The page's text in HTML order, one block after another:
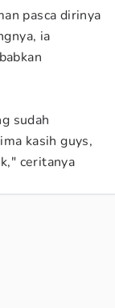
pasca dirinya
ia
sudah
kasih guys,
ceritanya